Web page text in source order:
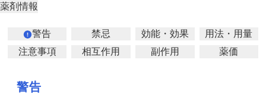
薬剤情報
警告 禁忌 効能・効果
用法・用量
注意事項
相互作用 副作用 薬価
警告